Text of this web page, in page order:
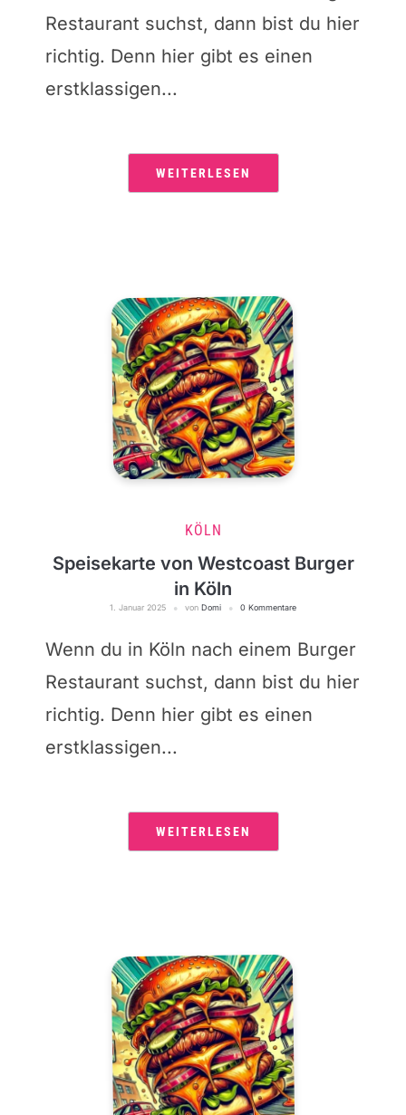
Restaurant suchst, dann bist du hier
richtig. Denn hier gibt es einen
erstklassigen...
WEITERLESEN
KÖLN
Speisekarte von Westcoast Burger
in Köln
1. Januar 2025 von Domi 0 Kommentare
Wenn du in Köln nach einem Burger
Restaurant suchst, dann bist du hier
richtig. Denn hier gibt es einen
erstklassigen...
WEITERLESEN